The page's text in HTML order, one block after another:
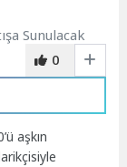
0
aşkın